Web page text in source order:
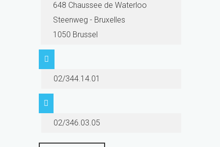
648 Chaussee de Waterloo
Steenweg - Bruxelles
1050 Brussel
02/344.14.01
02/346.03.05